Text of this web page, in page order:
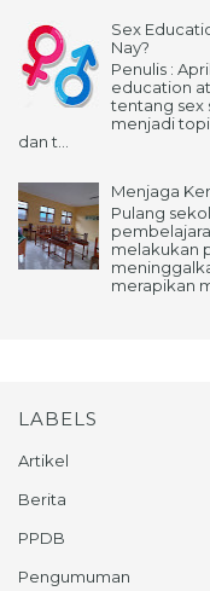
Sex
Nay?
Penulis :
education
tentang sex
menjadi
dan t...
Menjaga
Pulang
melakukan
merapikan
LABELS
Artikel
Berita
PPDB
Pengumuman